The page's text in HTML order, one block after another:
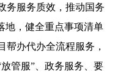
务服务质效，推动国务
地，健全重点事项清单
帮办代办全流程服务，
管服”、政务服务、要